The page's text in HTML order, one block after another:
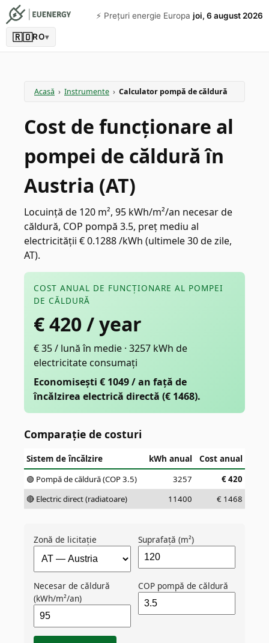
⚡️ Prețuri energie Europa joi, 6 august 2026
🇷🇴RO▾
Acasă › Instrumente › Calculator pompă de căldură
Cost de funcționare al
pompei de căldură în
Austria (AT)
Locuință de 120 m², 95 kWh/m²/an necesar de
căldură, COP pompă 3.5, preț mediu al
electricității € 0.1288 /kWh (ultimele 30 de zile,
AT).
COST ANUAL DE FUNCȚIONARE AL POMPEI
DE CĂLDURĂ
€420/ year
€ 35 / lună în medie · 3257 kWh de
electricitate consumați
Economisești € 1049 / an față de
încălzirea electrică directă (€ 1468).
Comparație de costuri
Sistem de încălzire kWh anual Cost anual
🟢 Pompă de căldură (COP 3.5) 3257 €420
🔴 Electric direct (radiatoare)
11400 € 1468
Zonă de licitație Suprafață (m²)
Necesar de căldură
(kWh/m²/an)
COP pompă de căldură